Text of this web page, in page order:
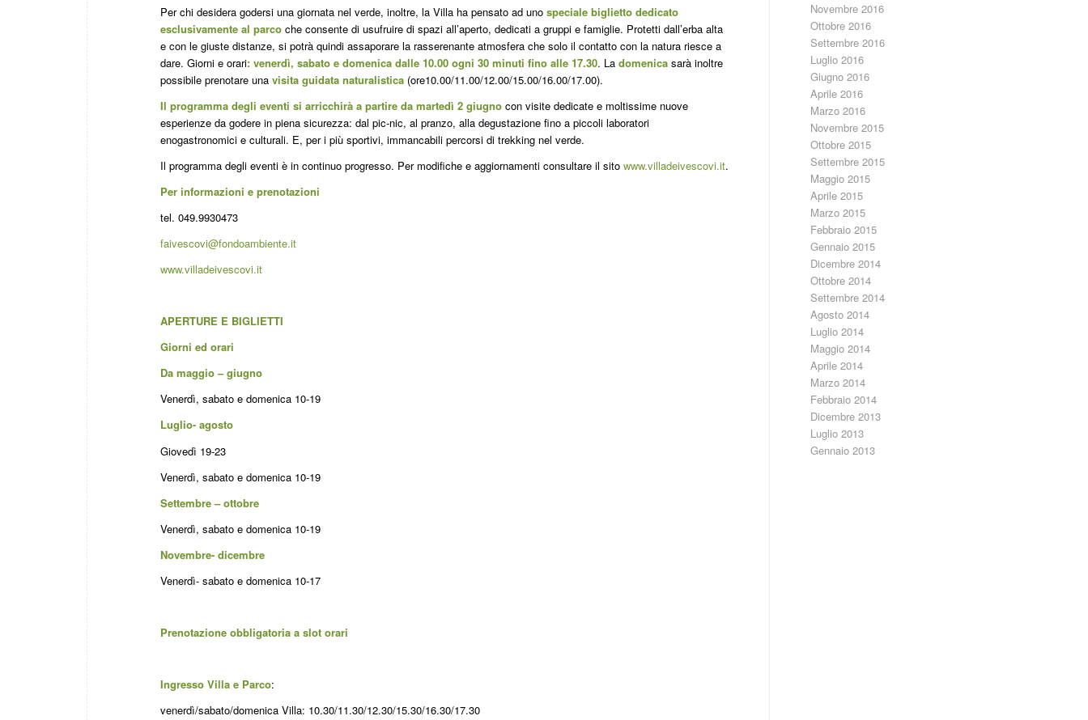
Per chi desidera godersi una giornata nel verde, inoltre, la Villa ha pensato ad uno speciale biglietto dedicato
esclusivamente al parco che consente di usufruire di spazi all’aperto, dedicati a gruppi e famiglie. Protetti dall’erba alta
e con le giuste distanze, si potrà quindi assaporare la rasserenante atmosfera che solo il contatto con la natura riesce a
dare. Giorni e orari: venerdì, sabato e domenica dalle 10.00 ogni 30 minuti fino alle 17.30. La domenica sarà inoltre
possibile prenotare una visita guidata naturalistica (ore10.00/11.00/12.00/15.00/16.00/17.00).
Il programma degli eventi si arricchirà a partire da martedì 2 giugno con visite dedicate e moltissime nuove
esperienze da godere in piena sicurezza: dal pic-nic, al pranzo, alla degustazione fino a piccoli laboratori
enogastronomici e culturali. E, per i più sportivi, immancabili percorsi di trekking nel verde.
Il programma degli eventi è in continuo progresso. Per modifiche e aggiornamenti consultare il sito www.villadeivescovi.it.
Per informazioni e prenotazioni
tel. 049.9930473
faivescovi@fondoambiente.it
www.villadeivescovi.it
APERTURE E BIGLIETTI
Giorni ed orari
Da maggio – giugno
Venerdì, sabato e domenica 10-19
Luglio- agosto
Giovedì 19-23
Venerdì, sabato e domenica 10-19
Settembre – ottobre
Venerdì, sabato e domenica 10-19
Novembre- dicembre
Venerdì- sabato e domenica 10-17
Prenotazione obbligatoria a slot orari
Ingresso Villa e Parco:
venerdì/sabato/domenica Villa: 10.30/11.30/12.30/15.30/16.30/17.30
Novembre 2016
Ottobre 2016
Settembre 2016
Luglio 2016
Giugno 2016
Aprile 2016
Marzo 2016
Novembre 2015
Ottobre 2015
Settembre 2015
Maggio 2015
Aprile 2015
Marzo 2015
Febbraio 2015
Gennaio 2015
Dicembre 2014
Ottobre 2014
Settembre 2014
Agosto 2014
Luglio 2014
Maggio 2014
Aprile 2014
Marzo 2014
Febbraio 2014
Dicembre 2013
Luglio 2013
Gennaio 2013